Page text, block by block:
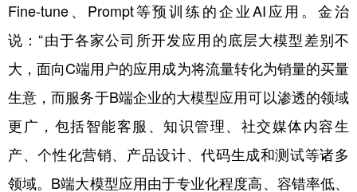
Fine-tune、Prompt等预训练的企业AI应用。金治
说：“由于各家公司所开发应用的底层大模型差别不
大，面向C端用户的应用成为将流量转化为销量的买量
生意，而服务于B端企业的大模型应用可以渗透的领域
更广，包括智能客服、知识管理、社交媒体内容生
产、个性化营销、产品设计、代码生成和测试等诸多
领域。B端大模型应用由于专业化程度高、容错率低、